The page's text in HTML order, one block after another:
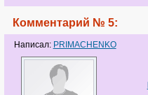
Комментарий № 5:
Написал: PRIMACHENKO